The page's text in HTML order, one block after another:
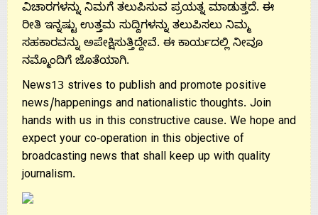
ವಿಚಾರಗಳನ್ನು ನಿಮಗೆ ತಲುಪಿಸುವ ಪ್ರಯತ್ನ ಮಾಡುತ್ತದೆ. ಈ
ರೀತಿ ಇನ್ನಷ್ಟು ಉತ್ತಮ ಸುದ್ದಿಗಳನ್ನು ತಲುಪಿಸಲು ನಿಮ್ಮ
ಸಹಕಾರವನ್ನು ಅಪೇಕ್ಷಿಸುತ್ತಿದ್ದೇವೆ. ಈ ಕಾರ್ಯದಲ್ಲಿ ನೀವೂ
ನಮ್ಮೊಂದಿಗೆ ಜೊತೆಯಾಗಿ.
News13 strives to publish and promote positive
news/happenings and nationalistic thoughts. Join
hands with us in this constructive cause. We hope and
expect your co-operation in this objective of
broadcasting news that shall keep up with quality
journalism.